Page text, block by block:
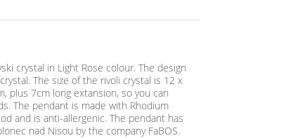
crystal in Light Rose colour. The design
The size of the rivoli crystal is 12 x
plus 7cm long extansion, so you can
The pendant is made with Rhodium
and is anti-allergenic. The pendant has
nad Nisou by the company FaBOS.